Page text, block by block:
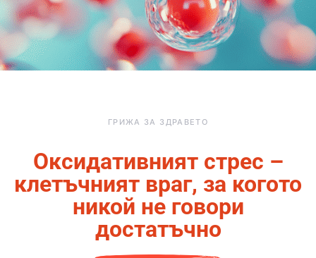
ГРИЖА ЗА ЗДРАВЕТО
Оксидативният стрес –
клетъчният враг, за когото
никой не говори
достатъчно